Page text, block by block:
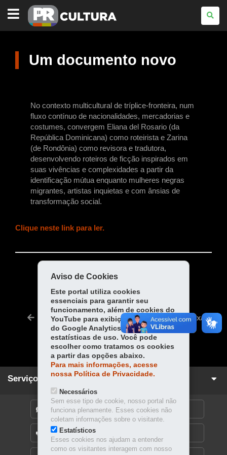
PARANÁ
CULTURA
Um documento novo
No contexto multicultural de tríplice-fronteira, num
fluxo contínuo de nacionalidades, mercadorias e
costumes, convergem Eliana del Rosario (da
República Dominicana) como roteirista e Zarina
(de Rondônia) como revisora e tradutora,
desenvolvendo roteiros de ficção inspirados em
suas vivências e complexidades a partir da
identificação mútua enquanto mulheres negras
migrantes, artistas inquietas e com ânsias de
transformação social.
Clique neste link para ler.
COMPARTILHE:
Fa
ce
bo
ok
Tw
itt
er
ts
Ap
p
Voltar Início Imprimir Baixar
Serviços para você!
DENUNCIE CORRUPÇÃO
OUVIDORIA
Aviso de Cookies
Este portal utiliza cookies
essenciais para garantir seu
funcionamento, além de cookies do
YouTube para exibição de vídeos e
do Google Analytics para coleta de
estatísticas de uso. Você pode
escolher como tratamos os cookies
a partir das opções abaixo.
Para mais informações, acesse
nossa Política de Privacidade.
Necessários
Sem esse tipo de cookie, nosso portal não
funciona plenamente. Esses cookies não
coletam informações sobre o visitante.
Estatísticos
Esses cookies nos ajudam a entender
como os visitantes interagem com nosso